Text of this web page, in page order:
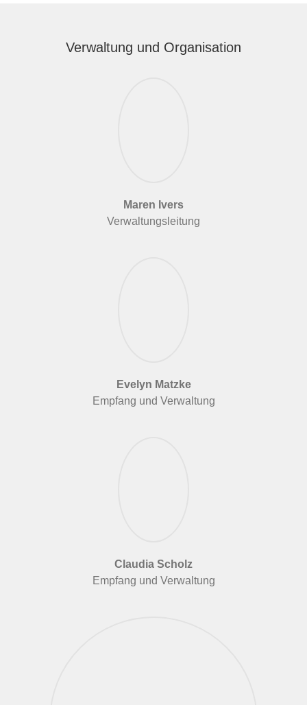
Verwaltung und Organisation
Maren Ivers
Verwaltungsleitung
Evelyn Matzke
Empfang und Verwaltung
Claudia Scholz
Empfang und Verwaltung